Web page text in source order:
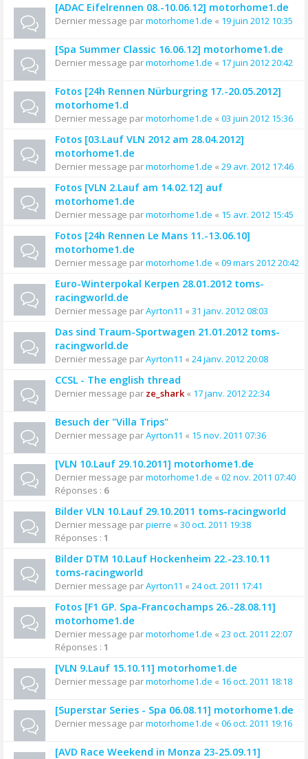
[ADAC Eifelrennen 08.-10.06.12] motorhome1.de
Dernier message parmotorhome1.de « 19 juin 2012 10:35
[Spa Summer Classic 16.06.12] motorhome1.de
Dernier message parmotorhome1.de « 17 juin 2012 20:42
Fotos [24h Rennen Nürburgring 17.-20.05.2012]
motorhome1.d
Dernier message parmotorhome1.de « 03 juin 2012 15:36
Fotos [03.Lauf VLN 2012 am 28.04.2012]
motorhome1.de
Dernier message parmotorhome1.de « 29 avr. 2012 17:46
Fotos [VLN 2.Lauf am 14.02.12] auf
motorhome1.de
Dernier message parmotorhome1.de « 15 avr. 2012 15:45
Fotos [24h Rennen Le Mans 11.-13.06.10]
motorhome1.de
Dernier message parmotorhome1.de « 09 mars 2012 20:42
Euro-Winterpokal Kerpen 28.01.2012 toms-
racingworld.de
Dernier message parAyrton11 « 31 janv. 2012 08:03
Das sind Traum-Sportwagen 21.01.2012 toms-
racingworld.de
Dernier message parAyrton11 « 24 janv. 2012 20:08
CCSL - The english thread
Dernier message par ze_shark« 17 janv. 2012 22:34
Besuch der "Villa Trips"
Dernier message parAyrton11 « 15 nov. 2011 07:36
[VLN 10.Lauf 29.10.2011] motorhome1.de
Dernier message parmotorhome1.de « 02 nov. 2011 07:40
Réponses : 6
Bilder VLN 10.Lauf 29.10.2011 toms-racingworld
Dernier message parpierre « 30 oct. 2011 19:38
Réponses : 1
Bilder DTM 10.Lauf Hockenheim 22.-23.10.11
toms-racingworld
Dernier message parAyrton11 « 24 oct. 2011 17:41
Fotos [F1 GP. Spa-Francochamps 26.-28.08.11]
motorhome1.de
Dernier message parmotorhome1.de « 23 oct. 2011 22:07
Réponses : 1
[VLN 9.Lauf 15.10.11] motorhome1.de
Dernier message parmotorhome1.de « 16 oct. 2011 18:18
[Superstar Series - Spa 06.08.11] motorhome1.de
Dernier message parmotorhome1.de « 06 oct. 2011 19:16
[AVD Race Weekend in Monza 23-25.09.11]